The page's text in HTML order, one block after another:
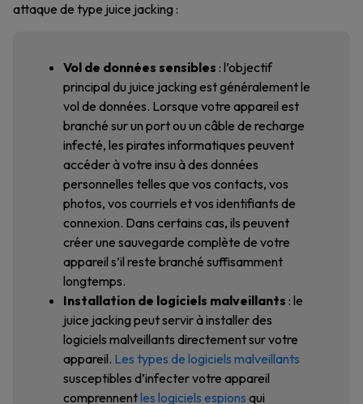
attaque de type juice jacking :
Vol de données sensibles : l’objectif
principal du juice jacking est généralement le
vol de données. Lorsque votre appareil est
branché sur un port ou un câble de recharge
infecté, les pirates informatiques peuvent
accéder à votre insu à des données
personnelles telles que vos contacts, vos
photos, vos courriels et vos identifiants de
connexion. Dans certains cas, ils peuvent
créer une sauvegarde complète de votre
appareil s’il reste branché suffisamment
longtemps.
Installation de logiciels malveillants : le
juice jacking peut servir à installer des
logiciels malveillants directement sur votre
appareil. Les types de logiciels malveillants
susceptibles d’infecter votre appareil
comprennentles logiciels espions qui